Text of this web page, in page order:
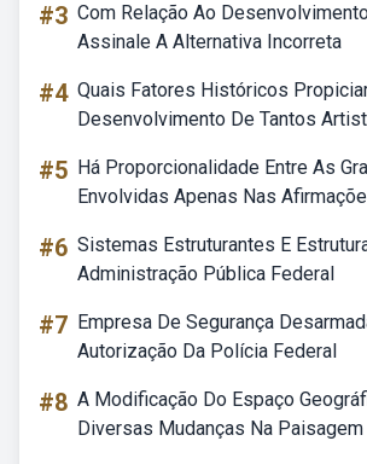
#3 Com Relação Ao
Assinale A Alternativa Incorreta
#4 Quais Fatores Históricos
Desenvolvimento De Tantos
#5 Há Proporcionalidade Entre As
Envolvidas Apenas Nas
#6 Sistemas Estruturantes E
Administração Pública Federal
#7 Empresa De Segurança
Autorização Da Polícia Federal
#8 A Modificação Do Espaço
Diversas Mudanças Na Paisagem